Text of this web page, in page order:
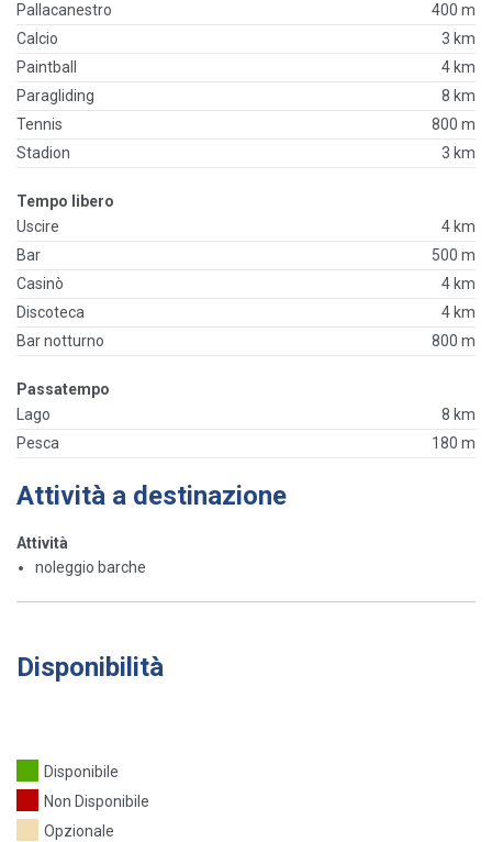
Pallacanestro
400 m
Calcio
3 km
Paintball
4 km
Paragliding
8 km
Tennis
800 m
Stadion
3 km
Tempo libero
Uscire
4 km
Bar
500 m
Casinò
4 km
Discoteca
4 km
Bar notturno
800 m
Passatempo
Lago
8 km
Pesca
180 m
Attività a destinazione
Attività
noleggio barche
Disponibilità
Disponibile
Non Disponibile
Opzionale